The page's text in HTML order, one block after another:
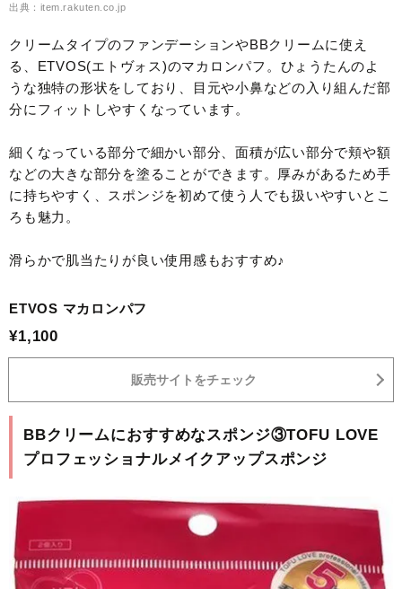
出典：item.rakuten.co.jp
クリームタイプのファンデーションやBBクリームに使え
る、ETVOS(エトヴォス)のマカロンパフ。ひょうたんのよ
うな独特の形状をしており、目元や小鼻などの入り組んだ部
分にフィットしやすくなっています。
細くなっている部分で細かい部分、面積が広い部分で頬や額
などの大きな部分を塗ることができます。厚みがあるため手
に持ちやすく、スポンジを初めて使う人でも扱いやすいとこ
ろも魅力。
滑らかで肌当たりが良い使用感もおすすめ♪
ETVOS マカロンパフ
¥1,100
販売サイトをチェック
BBクリームにおすすめなスポンジ③TOFU LOVE
プロフェッショナルメイクアップスポンジ